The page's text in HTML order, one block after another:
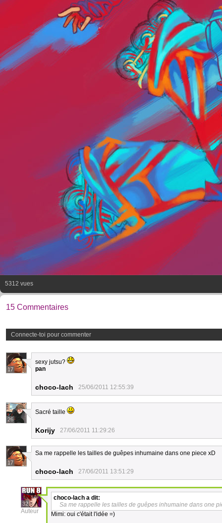
5312 vues
15 Commentaires
Connecte-toi pour commenter
17
sexy jutsu?
pan
choco-lach 25/06/2011 12:55:39
26
Sacré taille
Korijy 27/06/2011 11:29:26
17
Sa me rappelle les tailles de guêpes inhumaine dans one piece xD
choco-lach 27/06/2011 13:51:29
32
Auteur
choco-lach a dit:
Sa me rappelle les tailles de guêpes inhumaine dans one
Mimi: oui c'était l'idée =)